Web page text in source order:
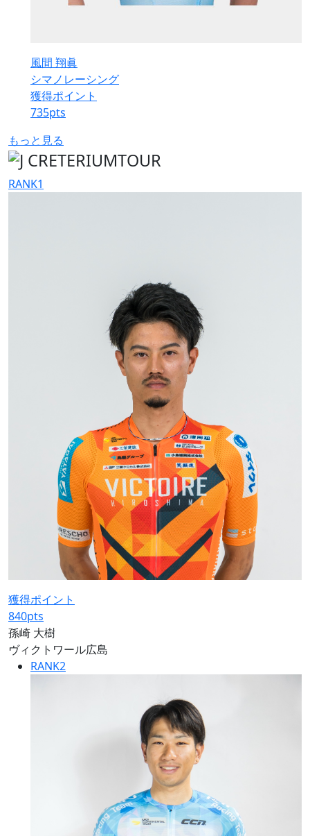
風間 翔眞
シマノレーシング
獲得ポイント
735pts
もっと見る
RANK1
獲得ポイント
840pts
孫崎 大樹
ヴィクトワール広島
RANK2